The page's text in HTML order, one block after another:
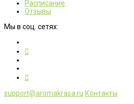
Расписание
Отзывы
Мы в соц. сетях:
support@aromakrasa.ru Контакты